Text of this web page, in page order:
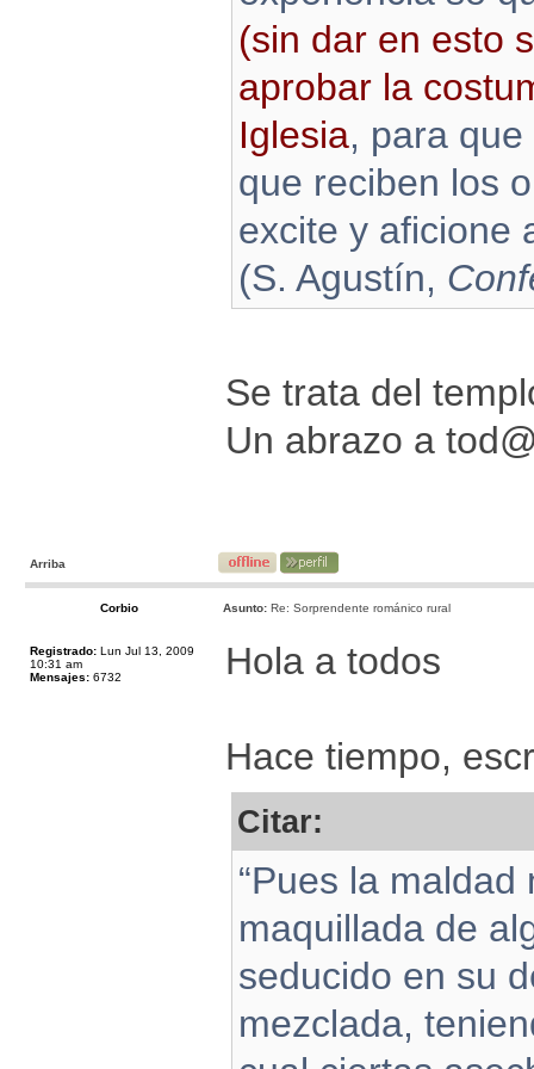
(sin dar en esto
aprobar la
Iglesia, para
que reciben los
excite y aficione
(S. Agustín,
Se trata del
Un abrazo a
Arriba
Corbio Asunto: Re: Sorprendente románico rural
Registrado: Lun Jul 13, 2009
10:31 am
Mensajes: 6732 Hola a todos
Hace tiempo,
Citar:
“Pues la
maquillada de
seducido en su
mezclada,